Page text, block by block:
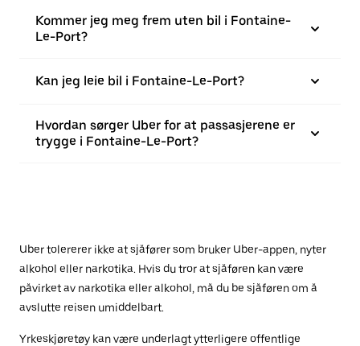
Kommer jeg meg frem uten bil i Fontaine-
Le-Port?
Kan jeg leie bil i Fontaine-Le-Port?
Hvordan sørger Uber for at passasjerene er
trygge i Fontaine-Le-Port?
Uber tolererer ikke at sjåfører som bruker Uber-appen, nyter
alkohol eller narkotika. Hvis du tror at sjåføren kan være
påvirket av narkotika eller alkohol, må du be sjåføren om å
avslutte reisen umiddelbart.
Yrkeskjøretøy kan være underlagt ytterligere offentlige